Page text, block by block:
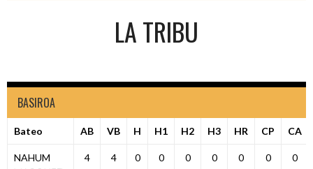
LA TRIBU
BASIROA
Bateo AB VB H H1 H2 H3 HR CP CA
NAHUM
4 4 0 0 0 0 0 0 0